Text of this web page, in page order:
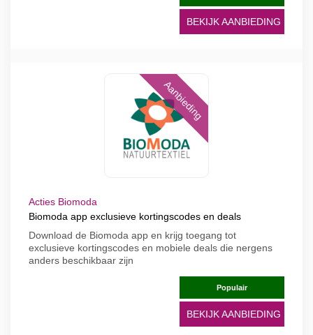
BEKIJK AANBIEDING
Aanbieding
Acties Biomoda
Biomoda app exclusieve kortingscodes en deals
Download de Biomoda app en krijg toegang tot
exclusieve kortingscodes en mobiele deals die nergens
anders beschikbaar zijn
Populair
BEKIJK AANBIEDING